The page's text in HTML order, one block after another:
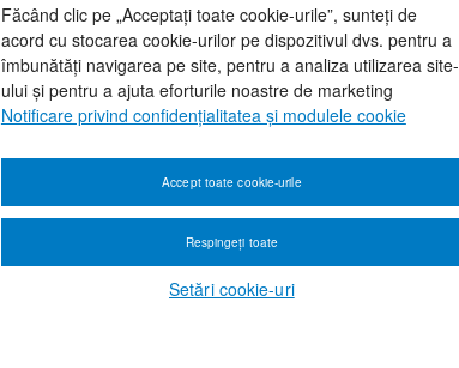
Făcând clic pe „Acceptați toate cookie-urile”, sunteți de
acord cu stocarea cookie-urilor pe dispozitivul dvs. pentru a
îmbunătăți navigarea pe site, pentru a analiza utilizarea site-
ului și pentru a ajuta eforturile noastre de marketing
Notificare privind confidențialitatea și modulele cookie
Setări cookie-uri
Respingeți toate
Accept toate cookie-urile